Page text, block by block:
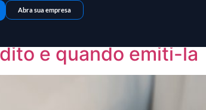
Abra sua empresa
e quando emiti-la